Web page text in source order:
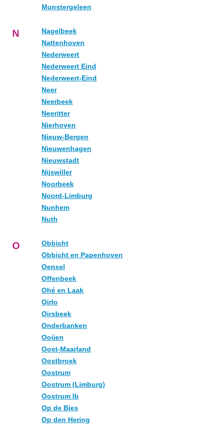
Munstergeleen
N
Nagelbeek
Nattenhoven
Nederweert
Nederweert Eind
Nederweert-Eind
Neer
Neerbeek
Neeritter
Nierhoven
Nieuw-Bergen
Nieuwenhagen
Nieuwstadt
Nijswiller
Noorbeek
Noord-Limburg
Nunhem
Nuth
O
Obbicht
Obbicht en Papenhoven
Oensel
Offenbeek
Ohé en Laak
Oirlo
Oirsbeek
Onderbanken
Ooijen
Oost-Maarland
Oostbroek
Oostrum
Oostrum (Limburg)
Oostrum lb
Op de Bies
Op den Hering